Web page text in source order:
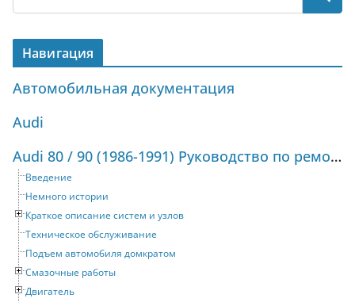
Навигация
Автомобильная документация
Audi
Audi 80 / 90 (1986-1991) Руководство по ремонту и техническому обслуживанию
Введение
Немного истории
Краткое описание систем и узлов
Техническое обслуживание
Подъем автомобиля домкратом
Смазочные работы
Двигатель